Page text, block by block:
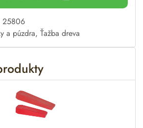
25806
a púzdra, Ťažba dreva